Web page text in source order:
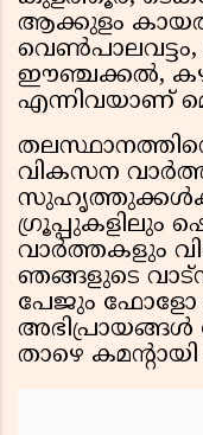
ആക്കുളം
ഈഞ്ചക്കൽ,
എന്നിവയാണ്
വികസന
ഗ്രൂപ്പുകളിലും
വാർത്തകളും
ഞങ്ങളുടെ
പേജും ഫോളോ
താഴെ